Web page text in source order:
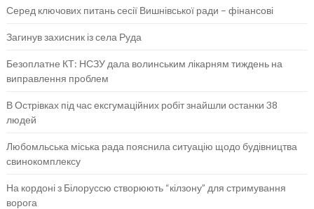
Серед ключових питань сесії Вишнівської ради – фінансові
Загинув захисник із села Руда
Безоплатне КТ: НСЗУ дала волинським лікарням тиждень на
виправлення проблем
В Острівках під час ексгумаційних робіт знайшли останки 38
людей
Любомльська міська рада пояснила ситуацію щодо будівництва
свинокомплексу
На кордоні з Білоруссю створюють “кілзону” для стримування
ворога